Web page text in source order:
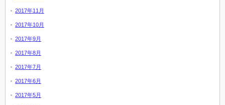
2017年11月
2017年10月
2017年9月
2017年8月
2017年7月
2017年6月
2017年5月